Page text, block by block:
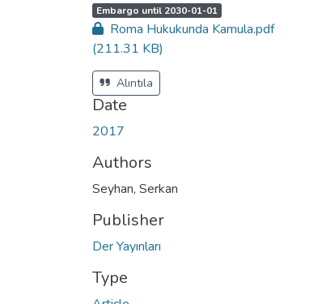
A
c
c
e
s
s
s
a
t
u
:
Embargo until 2030-01-01,
Roma Hukukunda Kamula.pdf
(211.31 KB)
Alıntıla
Date
2017
Authors
Seyhan, Serkan
Publisher
Der Yayınları
Type